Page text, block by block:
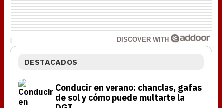
DISCOVER WITH
DESTACADOS
Conducir en verano: chanclas, gafas
de sol y cómo puede multarte la